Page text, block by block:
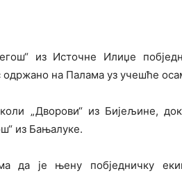
из Источне Илиџе
одржано на Палама уз учешће
„Дворови“ из Бијељине,
из Бањалуке.
да је њену побједничку